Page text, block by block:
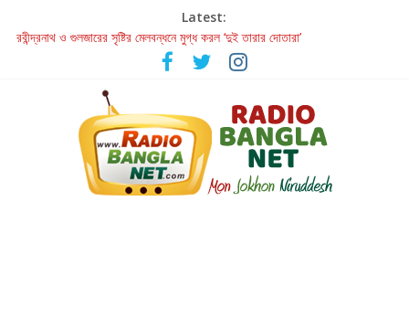
Latest:
রবীন্দ্রনাথ ও গুলজারের সৃষ্টির মেলবন্ধনে মুগ্ধ করল ‘দুই তারার দোতারা’
কলের গান থেকে রীলস্ — বাঙালির গান শোনার বিবর্তনের গল্প
জগন্নাথমঙ্গলম্ — বাংলায় প্রথমবার মঞ্চে এবার রথযাত্রার উদযাপন
Retribution: A Thought-Provoking Short Film That Challenges
Our Understanding of Justice
হাওয়া বদলের টলিউডে ‘তুমি এলে তাই’